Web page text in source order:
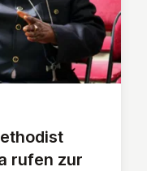
rufen zur